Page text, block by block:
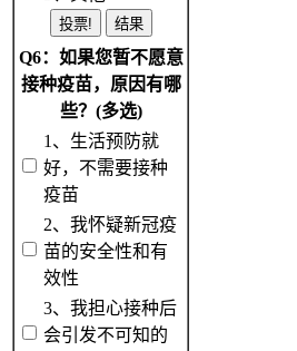
Q6：如果您暂不愿意
接种疫苗，原因有哪
些？(多选)
1、生活预防就
好，不需要接种
疫苗
2、我怀疑新冠疫
苗的安全性和有
效性
3、我担心接种后
会引发不可知的